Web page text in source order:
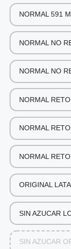
NORMAL 591
NORMAL NO
NORMAL NO
NORMAL
NORMAL
NORMAL
ORIGINAL
SIN AZUCAR
SIN AZUCAR